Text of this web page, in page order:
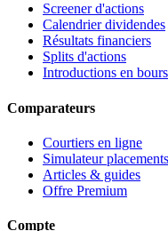
Screener d'actions
Calendrier dividendes
Résultats financiers
Splits d'actions
Introductions en
Comparateurs
Courtiers en ligne
Simulateur placements
Articles & guides
Offre Premium
Compte